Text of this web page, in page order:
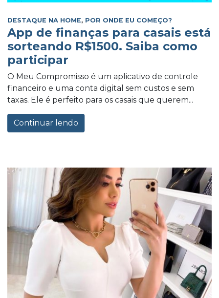
DESTAQUE NA HOME, POR ONDE EU COMEÇO?
App de finanças para casais está
sorteando R$1500. Saiba como
participar
O Meu Compromisso é um aplicativo de controle
financeiro e uma conta digital sem custos e sem
taxas. Ele é perfeito para os casais que querem...
Continuar lendo